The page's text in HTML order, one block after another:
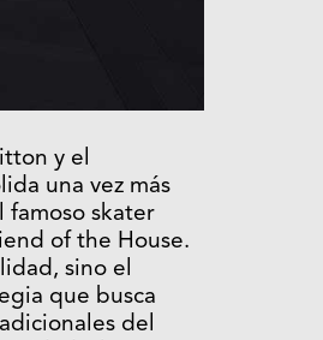
y el
una vez más
famoso skater
of the House.
sino el
que busca
del